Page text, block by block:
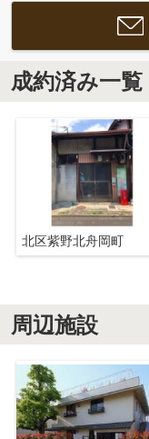
成約済み一覧
北区紫野北舟岡町
周辺施設